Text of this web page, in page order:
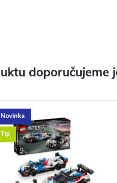
doporučujeme
Novinka
Tip